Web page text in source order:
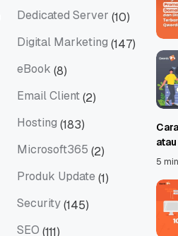
Dedicated Server (10)
Digital Marketing (147)
eBook (8)
Email Client(2)
Hosting (183)
Microsoft365 (2)
Produk Update (1)
Security(145)
SEO (111)
5